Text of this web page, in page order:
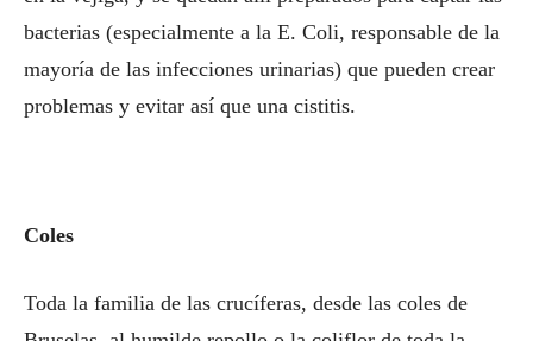
bacterias (especialmente a la E. Coli, responsable de la
mayoría de las infecciones urinarias) que pueden crear
problemas y evitar así que una cistitis.
Coles
Toda la familia de las crucíferas, desde las coles de